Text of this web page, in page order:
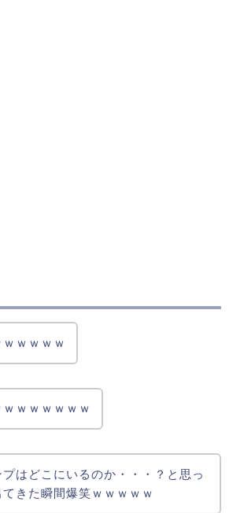
ｗｗｗｗｗ
ｗｗｗｗｗｗｗ
プはどこにいるのか・・・？と思っ
きた瞬間爆笑ｗｗｗｗｗ